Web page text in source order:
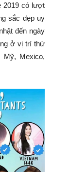
2019 có lượt
sắc đẹp uy
đến ngày
ở vị trí thứ
Mexico,